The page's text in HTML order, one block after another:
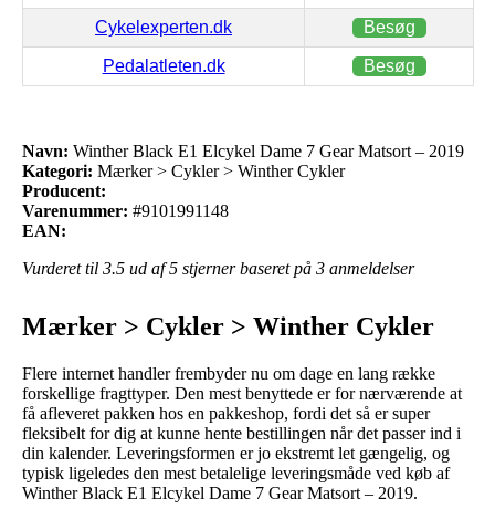
Cykelexperten.dk Besøg
Pedalatleten.dk Besøg
Navn: Winther Black E1 Elcykel Dame 7 Gear Matsort – 2019
Kategori: Mærker > Cykler > Winther Cykler
Producent:
Varenummer: #9101991148
EAN:
Vurderet til 3.5 ud af 5 stjerner baseret på 3 anmeldelser
Mærker > Cykler > Winther Cykler
Flere internet handler frembyder nu om dage en lang række
forskellige fragttyper. Den mest benyttede er for nærværende at
få afleveret pakken hos en pakkeshop, fordi det så er super
fleksibelt for dig at kunne hente bestillingen når det passer ind i
din kalender. Leveringsformen er jo ekstremt let gængelig, og
typisk ligeledes den mest betalelige leveringsmåde ved køb af
Winther Black E1 Elcykel Dame 7 Gear Matsort – 2019.